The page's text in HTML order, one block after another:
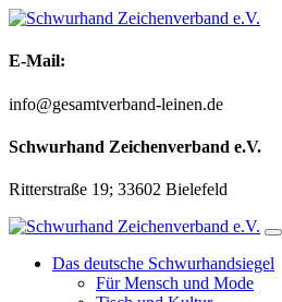
Zum
springen
E-Mail:
info@gesamtverband-leinen.de
Schwurhand Zeichenverband e.V.
Ritterstraße 19; 33602 Bielefeld
Das deutsche Schwurhandsiegel
Für Mensch und Mode